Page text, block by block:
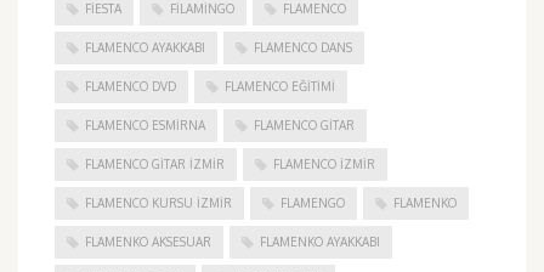
FIESTA FILAMINGO FLAMENCO
FLAMENCO AYAKKABI FLAMENCO DANS
FLAMENCO DVD FLAMENCO EĞITIMI
FLAMENCO ESMIRNA FLAMENCO GITAR
FLAMENCO GITAR İZMIR FLAMENCO IZMIR
FLAMENCO KURSU İZMIR FLAMENGO FLAMENKO
FLAMENKO AKSESUAR FLAMENKO AYAKKABI